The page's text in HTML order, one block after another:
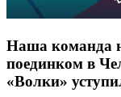
Наша команда
поединком в
«Волки»